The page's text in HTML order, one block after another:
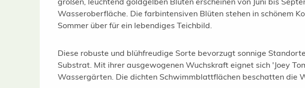
Wasseroberfläche. Die farbintensiven Blüten stehen in schönem
Sommer über für ein lebendiges Teichbild.
Diese robuste und blühfreudige Sorte bevorzugt sonnige
Substrat. Mit ihrer ausgewogenen Wuchskraft eignet sich 'Joey
Wassergärten. Die dichten Schwimmblattflächen beschatten die